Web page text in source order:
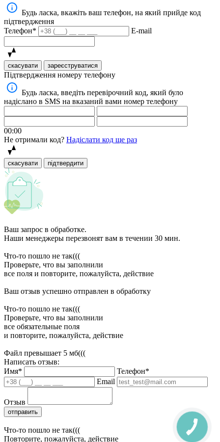
Будь ласка, вкажіть ваш телефон, на який прийде код
підтвердження
Телефон*
E-mail
скасувати зареєструватися
Підтвердження номеру телефону
Будь ласка, введіть перевірочний код, який було
надіслано в SMS на вказаний вами номер телефону
00:00
Не отримали код? Надіслати код ще раз
скасувати підтвердити
Ваш запрос в обработке.
Наши менеджеры перезвонят вам в течении 30 мин.
Что-то пошло не так(((
Проверьте, что вы заполнили
все поля и повторите, пожалуйста, действие
Ваш отзыв успешно отправлен в обработку
Что-то пошло не так(((
Проверьте, что вы заполнили
все обязательные поля
и повторите, пожалуйста, действие
Файл превышает 5 мб(((
Написать отзыв:
Имя*
Телефон*
Email
Отзыв
отправить
Что-то пошло не так(((
Повторите, пожалуйста, действие